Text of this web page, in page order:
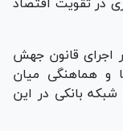
در تقویت اقتصاد
اجرای قانون جهش
و هماهنگی میان
بانکی در این